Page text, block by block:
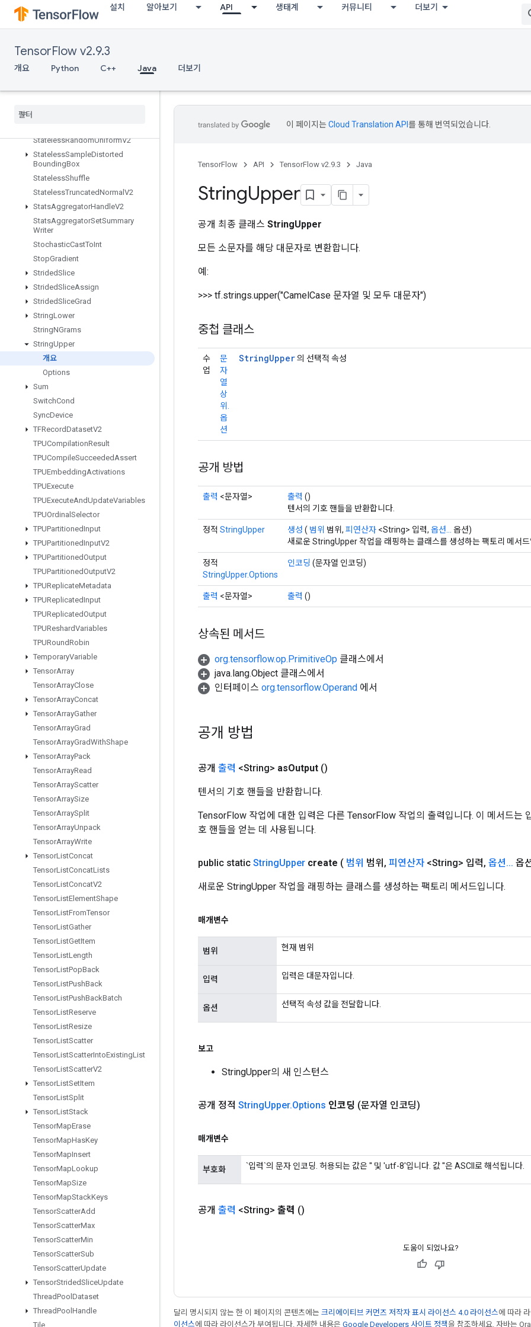
설치 알아보기 API 생태계 커뮤니티 더보기
TensorFlow v2.9.3
개요 Python C++ Java 더보기
StatelessRandomGetAlg
StatelessRandomGetKeyCounter
StatelessRandomPoisson
StatelessRandomUniformV2
StatelessSampleDistorted
BoundingBox
StatelessShuffle
StatelessTruncatedNormal V2
StatsAggregatorHandleV2
StatsAggregatorSetSummary
Writer
StochasticCastToInt
StopGradient
StridedSlice
StridedSliceAssign
StridedSliceGrad
StringLower
StringNGrams
StringUpper
개요
Options
Sum
SwitchCond
SyncDevice
TFRecordDatasetV2
TPUCompilationResult
TPUCompileSucceededAssert
TPUEmbeddingActivations
TPUExecute
TPUExecuteAndUpdateVariables
TPUOrdinal Selector
TPUPartitionedInput
TPUPartitionedInputV2
TPUPartitionedOutput
TPUPartitionedOutputV2
TPUReplicateMetadata
TPUReplicatedInput
TPUReplicatedOutput
TPUReshardVariables
TPURoundRobin
TemporaryVariable
TensorArray
TensorArrayClose
TensorArrayConcat
TensorArrayGather
TensorArrayGrad
TensorArrayGradWithShape
TensorArrayPack
TensorArrayRead
TensorArrayScatter
TensorArraySize
TensorArraySplit
TensorArrayUnpack
TensorArrayWrite
TensorListConcat
TensorListConcatLists
TensorListConcatV2
TensorListElementShape
TensorListFromTensor
TensorListGather
TensorListGetItem
TensorListLength
TensorListPopBack
TensorListPushBack
TensorListPushBackBatch
TensorListReserve
TensorListResize
TensorListScatter
TensorListScatterIntoExistingList
TensorListScatterV2
TensorListSetItem
TensorListSplit
TensorListStack
TensorMapErase
TensorMapHasKey
TensorMapInsert
TensorMapLookup
TensorMapSize
TensorMapStackKeys
TensorScatterAdd
TensorScatterMax
TensorScatterMin
TensorScatterSub
TensorScatterUpdate
TensorStridedSliceUpdate
ThreadPool Dataset
ThreadPool Handle
Tile
이 페이지는Cloud Translation API 를 통해 번역되었습니다.
TensorFlow API TensorFlow v2.9.3 Java
StringUpper
공개 최종 클래스 StringUpper
모든 소문자를 해당 대문자로 변환합니다.
예:
>>> tf.strings.upper("CamelCase 문자열 및 모두 대문자")
중첩 클래스
수
업
문
자
열
상
위.
옵
션
StringUpper의 선택적 속성
공개 방법
출력 <문자열> 출력 ()
텐서의 기호 핸들을 반환합니다.
정적 StringUpper 생성 ( 범위 범위, 피연산자 <String> 입력, 옵션...
옵션)
새로운 StringUpper 작업을 래핑하는 클래스를 생성하는 팩토리 메서드
정적
StringUpper.Options
인코딩 (문자열 인코딩)
출력 <문자열> 출력 ()
상속된 메서드
org.tensorflow.op.PrimitiveOp 클래스에서
java.lang.Object 클래스에서
인터페이스 org.tensorflow.Operand 에서
공개 방법
공개 출력 <String> asOutput ()
텐서의 기호 핸들을 반환합니다.
TensorFlow 작업에 대한 입력은 다른 TensorFlow 작업의 출력입니다. 이 메서드는
호 핸들을 얻는 데 사용됩니다.
public static StringUpper create ( 범위 범위 , 피연산자 <String> 입력, 옵션... 옵
새로운 StringUpper 작업을 래핑하는 클래스를 생성하는 팩토리 메서드입니다.
매개변수
범위 현재 범위
입력 입력은 대문자입니다.
옵션 선택적 속성 값을 전달합니다.
보고
StringUpper의 새 인스턴스
공개 정적 StringUpper.Options 인코딩 (문자열 인코딩)
매개변수
부호화 `입력`의 문자 인코딩. 허용되는 값은 '' 및 'utf-8'입니다. 값 ''은 ASCII로 해석됩니다.
공개 출력 <String> 출력 ()
도움이 되었나요?
달리 명시되지 않는 한 이 페이지의 콘텐츠에는 크리에이티브 커먼즈 저작자 표시 라이선스 4.0 라이선스에 따라
이선스에 따라 라이선스가 부여됩니다. 자세한 내용은 Google Developers 사이트 정책을 참조하세요. 자바는